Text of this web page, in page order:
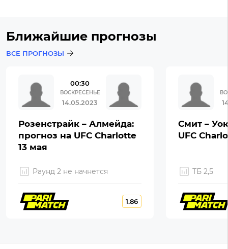
Ближайшие прогнозы
ВСЕ ПРОГНОЗЫ
00:30
ВОСКРЕСЕНЬЕ
14.05.2023
Розенстрайк – Алмейда:
прогноз на UFC Charlotte
13 мая
Раунд 2 не начнется
1.86
Смит –
UFC
ТБ 2,5